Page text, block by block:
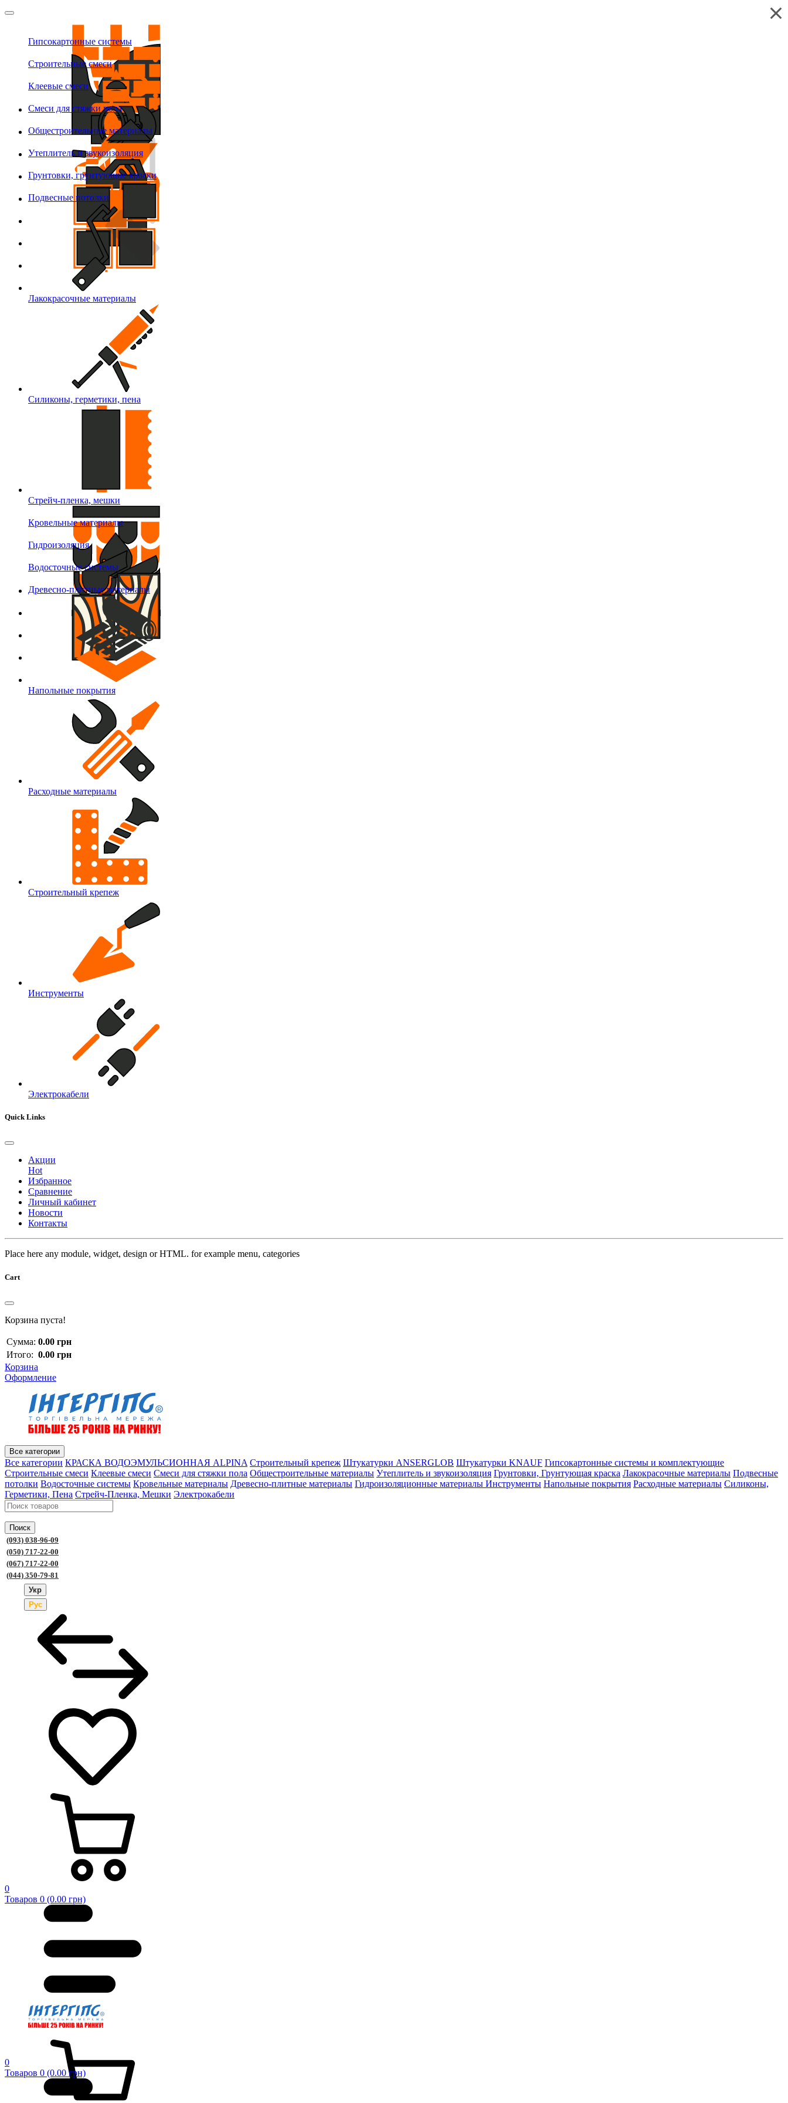
Гипсокартонные системы
Строительные смеси
Клеевые смеси
Смеси для стяжки пола
Общестроительные материалы
Утеплитель и звукоизоляция
Грунтовки, грунтующие краски
Подвесные потолки
Лакокрасочные материалы
Силиконы, герметики, пена
Стрейч-пленка, мешки
Кровельные материалы
Гидроизоляция
Водосточные системы
Древесно-плитные материалы
Напольные покрытия
Расходные материалы
Строительный крепеж
Инструменты
Электрокабели
Quick Links
Акции
Hot
Избранное
Сравнение
Личный кабинет
Новости
Контакты
Place here any module, widget, design or HTML. for example menu, categories
Cart
Корзина пуста!
Сумма: 0.00 грн
Итого: 0.00 грн
Корзина
Оформление
Все категории
Все категории КРАСКА ВОДОЭМУЛЬСИОННАЯ ALPINA Строительный крепеж Штукатурки ANSERGLOB Штукатурки KNAUF Гипсокартонные системы и комплектующие
Строительные смеси Клеевые смеси Смеси для стяжки пола Общестроительные материалы Утеплитель и звукоизоляция Грунтовки, Грунтующая краска Лакокрасочные материалы Подвесные
потолки Водосточные системы Кровельные материалы Древесно-плитные материалы Гидроизоляционные материалы Инструменты Напольные покрытия Расходные материалы Силиконы,
Герметики, Пена Стрейч-Пленка, Мешки Электрокабели
Поиск
(093) 038-96-09
(050) 717-22-00
(067) 717-22-00
(044) 350-79-81
Укр
Рус
0
Товаров 0 (0.00 грн)
0
Товаров 0 (0.00 грн)